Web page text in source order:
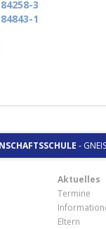
-
Aktuelles
Termine
Eltern